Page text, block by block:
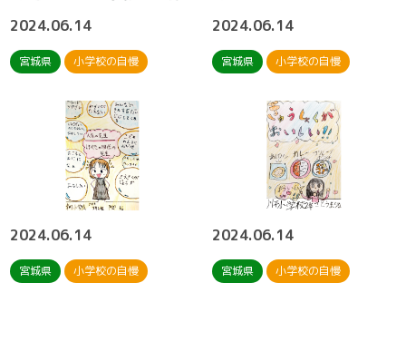
2024.06.14
宮城県 小学校の自慢
2024.06.14
宮城県 小学校の自慢
2024.06.14
宮城県 小学校の自慢
2024.06.14
宮城県 小学校の自慢